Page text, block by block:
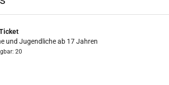
und Jugendliche ab 17 Jahren
20